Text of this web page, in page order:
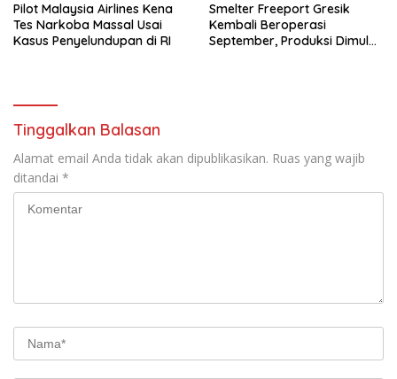
Pilot Malaysia Airlines Kena
Tes Narkoba Massal Usai
Kasus Penyelundupan di RI
Smelter Freeport Gresik
Kembali Beroperasi
September, Produksi Dimulai
Tinggalkan Balasan
Alamat email Anda tidak akan dipublikasikan. Ruas yang wajib
ditandai *